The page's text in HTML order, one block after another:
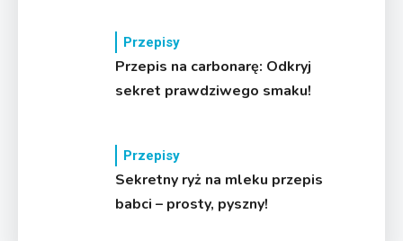
Przepisy
Przepis na carbonarę: Odkryj
sekret prawdziwego smaku!
Przepisy
Sekretny ryż na mleku przepis
babci – prosty, pyszny!